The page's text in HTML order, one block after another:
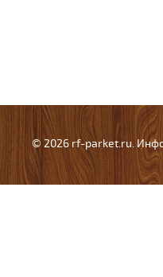
© 2026 rf-parket.ru.